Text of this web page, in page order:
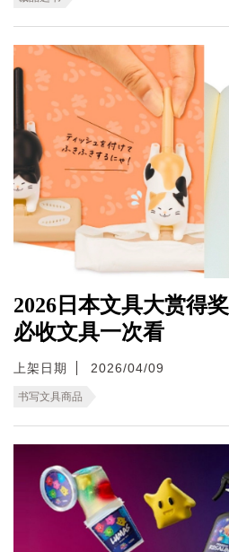
2026日本文具大赏得
必收文具一次看
上架日期 2026/04/09
书写文具商品